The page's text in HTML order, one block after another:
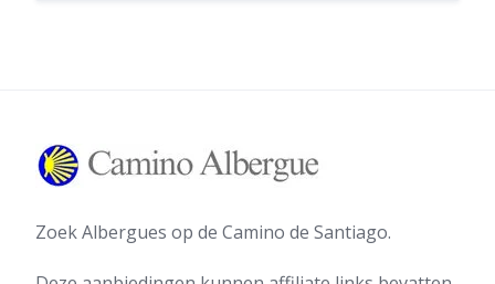
Zoek Albergues op de Camino de Santiago.